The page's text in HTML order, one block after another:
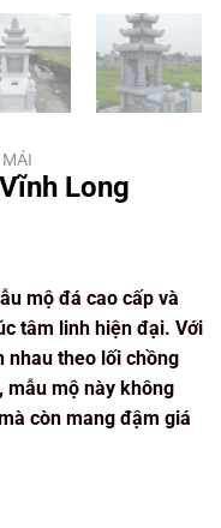
Long
mộ đá cao cấp và
tâm linh hiện đại. Với
nhau theo lối chồng
mẫu mộ này không
còn mang đậm giá